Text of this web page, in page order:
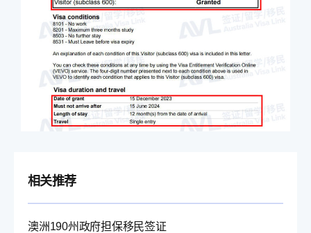
相关推荐
澳洲190州政府担保移民签证